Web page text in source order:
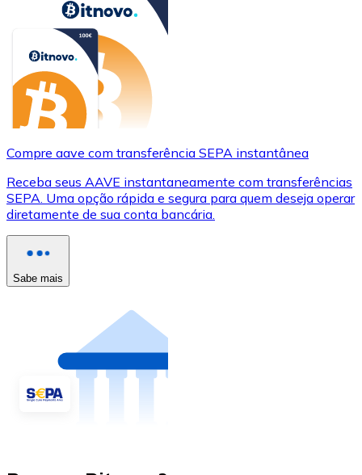
Compre aave com transferência SEPA instantânea
Receba seus AAVE instantaneamente com transferências
SEPA. Uma opção rápida e segura para quem deseja operar
diretamente de sua conta bancária.
Sabe mais